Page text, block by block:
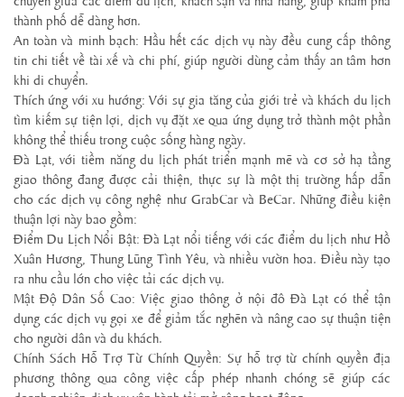
thành phố dễ dàng hơn.
An toàn và minh bạch: Hầu hết các dịch vụ này đều cung cấp thông
tin chi tiết về tài xế và chi phí, giúp người dùng cảm thấy an tâm hơn
khi di chuyển.
Thích ứng với xu hướng: Với sự gia tăng của giới trẻ và khách du lịch
tìm kiếm sự tiện lợi, dịch vụ đặt xe qua ứng dụng trở thành một phần
không thể thiếu trong cuộc sống hàng ngày.
Đà Lạt, với tiềm năng du lịch phát triển mạnh mẽ và cơ sở hạ tầng
giao thông đang được cải thiện, thực sự là một thị trường hấp dẫn
cho các dịch vụ công nghệ như GrabCar và BeCar. Những điều kiện
thuận lợi này bao gồm:
Điểm Du Lịch Nổi Bật: Đà Lạt nổi tiếng với các điểm du lịch như Hồ
Xuân Hương, Thung Lũng Tình Yêu, và nhiều vườn hoa. Điều này tạo
ra nhu cầu lớn cho việc tải các dịch vụ.
Mật Độ Dân Số Cao: Việc giao thông ở nội đô Đà Lạt có thể tận
dụng các dịch vụ gọi xe để giảm tắc nghẽn và nâng cao sự thuận tiện
cho người dân và du khách.
Chính Sách Hỗ Trợ Từ Chính Quyền: Sự hỗ trợ từ chính quyền địa
phương thông qua công việc cấp phép nhanh chóng sẽ giúp các